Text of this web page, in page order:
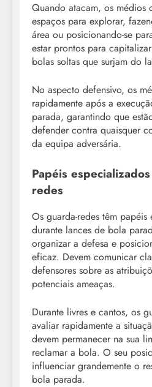
Quando atacam, os médios
espaços para explorar,
área ou posicionando-se
estar prontos para
bolas soltas que surjam do
No aspecto defensivo, os
rapidamente após a
parada, garantindo que
defender contra quaisquer
da equipa adversária.
Papéis
redes
Os guarda-redes têm papéis
durante lances de bola
organizar a defesa e
eficaz. Devem comunicar
defensores sobre as
potenciais ameaças.
Durante livres e cantos, os
avaliar rapidamente a
devem permanecer na sua
reclamar a bola. O seu
influenciar grandemente o
bola parada.